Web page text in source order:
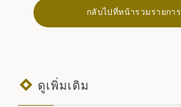
กลับไปที่หน้ารวมรายการ
ดูเพิ่มเติม